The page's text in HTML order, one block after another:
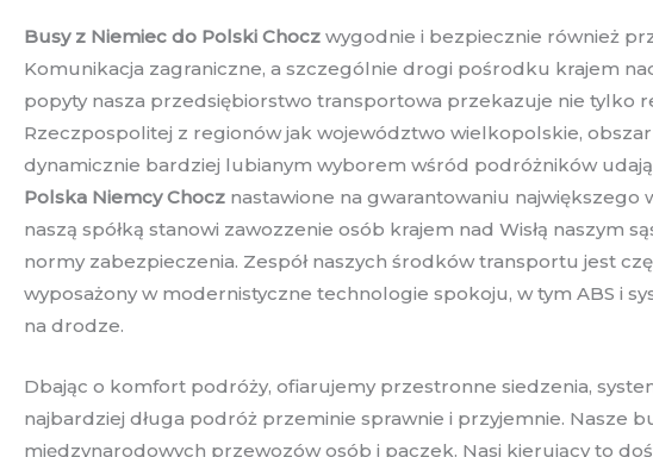
Busy z Niemiec do Polski Chocz wygodnie i bezpiecznie również
Komunikacja zagraniczne, a szczególnie drogi pośrodku krajem
popyty nasza przedsiębiorstwo transportowa przekazuje nie tylko
Rzeczpospolitej z regionów jak województwo wielkopolskie,
dynamicznie bardziej lubianym wyborem wśród podróżników
Polska Niemcy Chocz nastawione na gwarantowaniu
naszą spółką stanowi zawozzenie osób krajem nad Wisłą naszym
normy zabezpieczenia. Zespół naszych środków transportu jest
wyposażony w modernistyczne technologie spokoju, w tym ABS i
na drodze.
Dbając o komfort podróży, ofiarujemy przestronne siedzenia,
najbardziej długa podróż przeminie sprawnie i przyjemnie. Nasze
międzynarodowych przewozów osób i paczek. Nasi kierujący to